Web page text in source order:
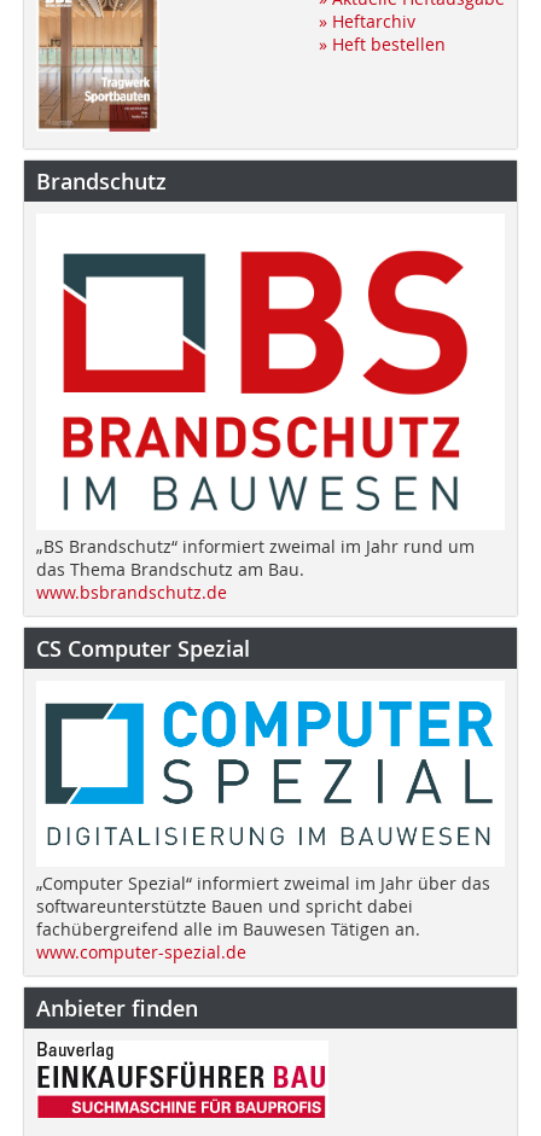
» Heftarchiv
» Heft bestellen
Brandschutz
„BS Brandschutz“ informiert zweimal im Jahr rund um
das Thema Brandschutz am Bau.
www.bsbrandschutz.de
CS Computer Spezial
„Computer Spezial“ informiert zweimal im Jahr über das
softwareunterstützte Bauen und spricht dabei
fachübergreifend alle im Bauwesen Tätigen an.
www.computer-spezial.de
Anbieter finden